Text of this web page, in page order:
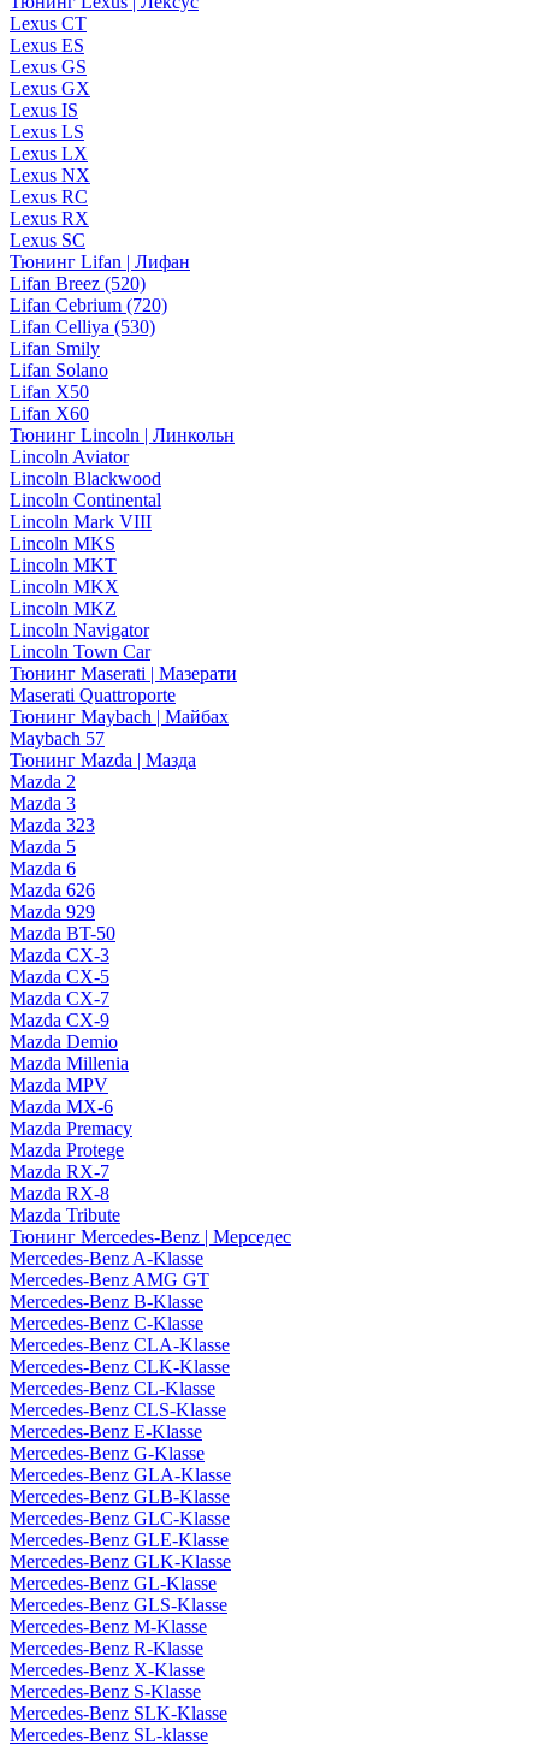
Lexus CT
Lexus ES
Lexus GS
Lexus GX
Lexus IS
Lexus LS
Lexus LX
Lexus NX
Lexus RC
Lexus RX
Lexus SC
Тюнинг Lifan | Лифан
Lifan Breez (520)
Lifan Cebrium (720)
Lifan Celliya (530)
Lifan Smily
Lifan Solano
Lifan X50
Lifan X60
Тюнинг Lincoln | Линкольн
Lincoln Aviator
Lincoln Blackwood
Lincoln Continental
Lincoln Mark VIII
Lincoln MKS
Lincoln MKT
Lincoln MKX
Lincoln MKZ
Lincoln Navigator
Lincoln Town Car
Тюнинг Maserati | Мазерати
Maserati Quattroporte
Тюнинг Maybach | Майбах
Maybach 57
Тюнинг Mazda | Мазда
Mazda 2
Mazda 3
Mazda 323
Mazda 5
Mazda 6
Mazda 626
Mazda 929
Mazda BT-50
Mazda CX-3
Mazda CX-5
Mazda CX-7
Mazda CX-9
Mazda Demio
Mazda Millenia
Mazda MPV
Mazda MX-6
Mazda Premacy
Mazda Protege
Mazda RX-7
Mazda RX-8
Mazda Tribute
Тюнинг Mercedes-Benz | Мерседес
Mercedes-Benz A-Klasse
Mercedes-Benz AMG GT
Mercedes-Benz B-Klasse
Mercedes-Benz C-Klasse
Mercedes-Benz CLA-Klasse
Mercedes-Benz CLK-Klasse
Mercedes-Benz CL-Klasse
Mercedes-Benz CLS-Klasse
Mercedes-Benz E-Klasse
Mercedes-Benz G-Klasse
Mercedes-Benz GLA-Klasse
Mercedes-Benz GLB-Klasse
Mercedes-Benz GLC-Klasse
Mercedes-Benz GLE-Klasse
Mercedes-Benz GLK-Klasse
Mercedes-Benz GL-Klasse
Mercedes-Benz GLS-Klasse
Mercedes-Benz M-Klasse
Mercedes-Benz R-Klasse
Mercedes-Benz X-Klasse
Mercedes-Benz S-Klasse
Mercedes-Benz SLK-Klasse
Mercedes-Benz SL-klasse